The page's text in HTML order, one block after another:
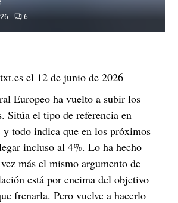
6
el 12 de junio de 2026
Europeo ha vuelto a subir los
Sitúa el tipo de referencia en
todo indica que en los próximos
incluso al 4%. Lo ha hecho
más el mismo argumento de
está por encima del objetivo
frenarla. Pero vuelve a hacerlo